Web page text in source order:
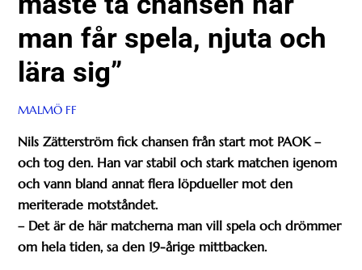
man får spela, njuta och
lära sig”
MALMÖ FF
Nils Zätterström fick chansen från start mot PAOK –
och tog den. Han var stabil och stark matchen igenom
och vann bland annat flera löpdueller mot den
meriterade motståndet.
– Det är de här matcherna man vill spela och drömmer
om hela tiden, sa den 19-årige mittbacken.